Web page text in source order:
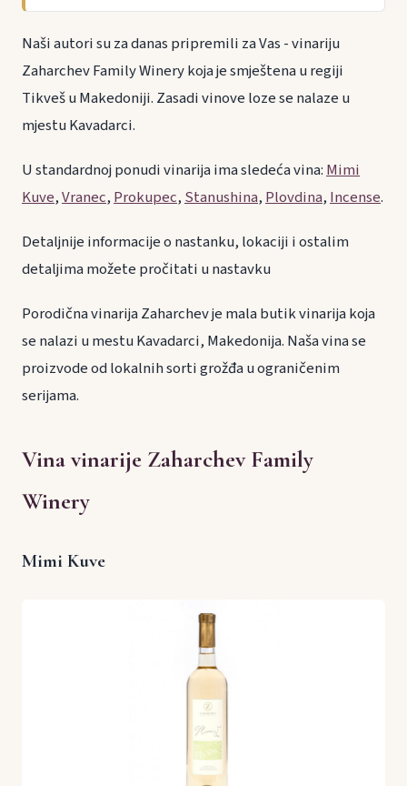
Naši autori su za danas pripremili za Vas - vinariju
Zaharchev Family Winery koja je smještena u regiji
Tikveš u Makedoniji. Zasadi vinove loze se nalaze u
mjestu Kavadarci.
U standardnoj ponudi vinarija ima sledeća vina: Mimi
Kuve,Vranec, Prokupec, Stanushina, Plovdina, Incense.
Detaljnije informacije o nastanku, lokaciji i ostalim
detaljima možete pročitati u nastavku
Porodična vinarija Zaharchev je mala butik vinarija koja
se nalazi u mestu Kavadarci, Makedonija. Naša vina se
proizvode od lokalnih sorti grožđa u ograničenim
serijama.
Vina vinarije Zaharchev Family
Winery
Mimi Kuve